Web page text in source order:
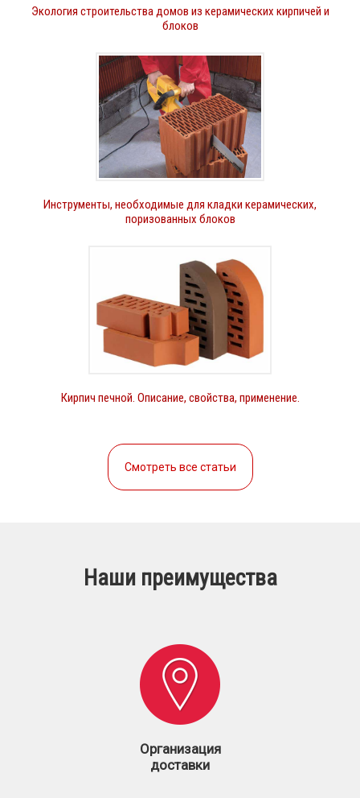
Экология строительства домов из керамических кирпичей и
блоков
Инструменты, необходимые для кладки керамических,
поризованных блоков
Кирпич печной. Описание, свойства, применение.
Смотреть все статьи
Наши преимущества
Организация
доставки